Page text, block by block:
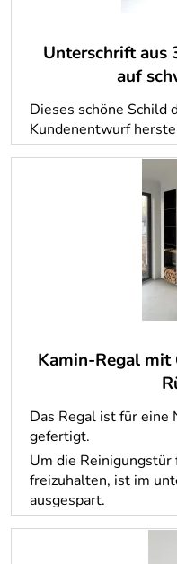
Unterschrift aus
auf
Dieses schöne Schild
Kundenentwurf
Kamin-Regal mit
Das Regal ist für eine
gefertigt.
Um die
freizuhalten, ist im
ausgespart.